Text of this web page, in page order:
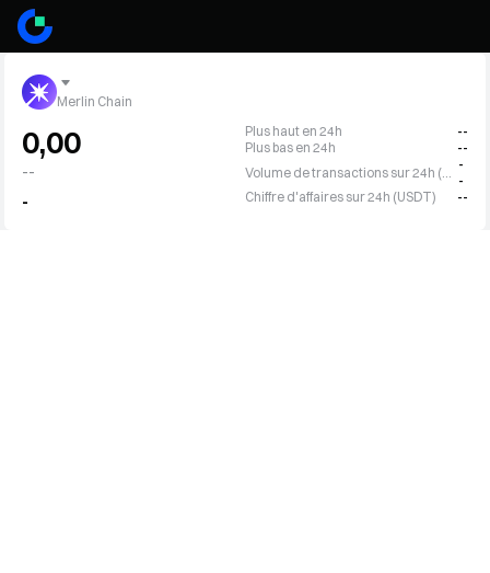
Merlin Chain
0,00
--
-
Plus haut en 24h
--
Plus bas en 24h
--
-
-
Chiffre d'affaires sur 24h (USDT)
--